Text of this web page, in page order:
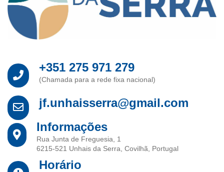
+351 275 971 279
(Chamada para a rede fixa nacional)
jf.unhaisserra@gmail.com
Informações
Rua Junta de Freguesia, 1
6215-521 Unhais da Serra, Covilhã, Portugal
Horário